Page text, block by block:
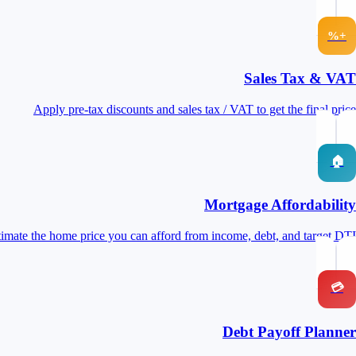
+%
Sales Tax & VAT
Apply pre-tax discounts and sales tax / VAT to get the final price
🏠
Mortgage Affordability
the home price you can afford from income, debt, and target DTI
💳
Debt Payoff Planner